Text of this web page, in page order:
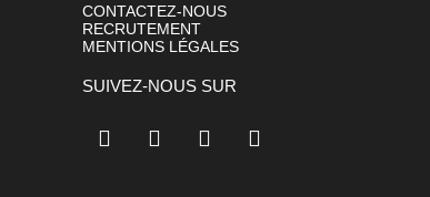
CONTACTEZ-NOUS
RECRUTEMENT
MENTIONS LÉGALES
SUIVEZ-NOUS SUR